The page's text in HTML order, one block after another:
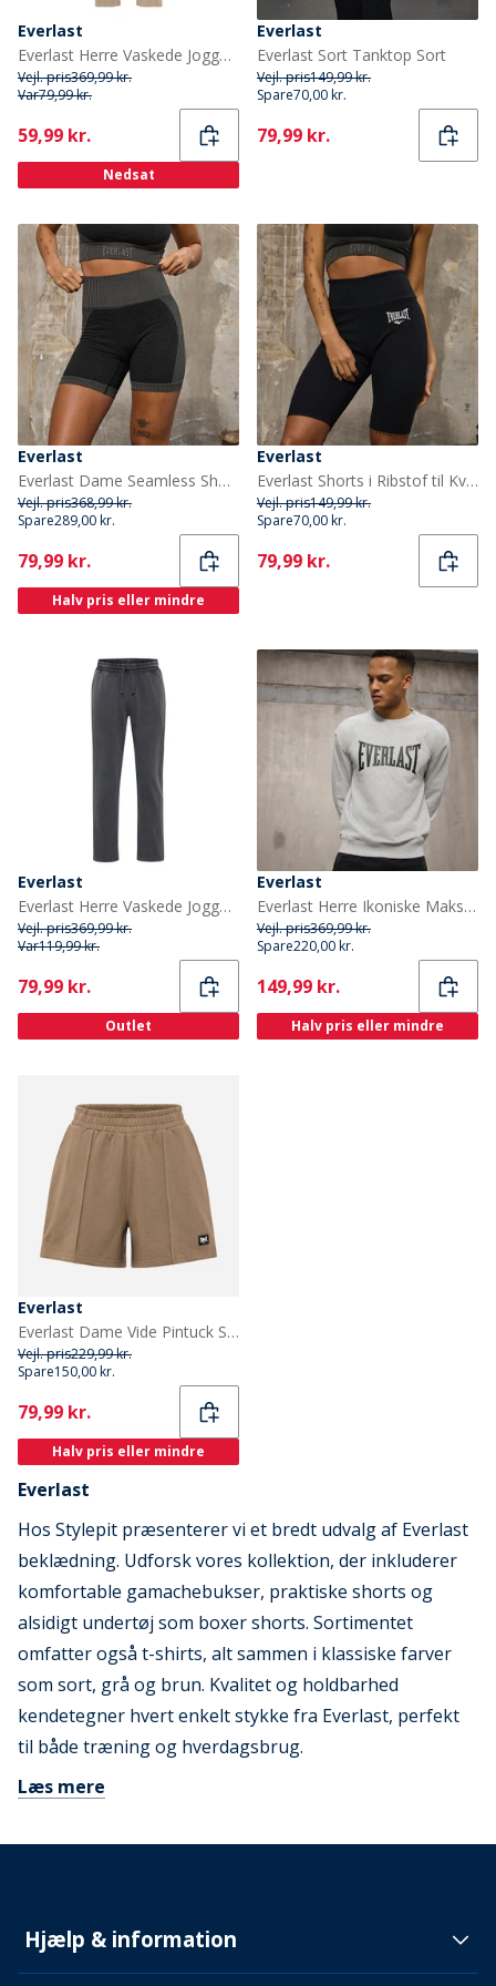
Everlast
Everlast Herre Vaskede Joggers Fossil
Vejl. pris369,99 kr.
Var79,99 kr.
Current
59,99 kr.
Nedsat
Everlast
Everlast Sort Tanktop Sort
Vejl. pris149,99 kr.
Spare70,00 kr.
Current
79,99 kr.
Everlast
Everlast Dame Seamless Shorts Sort
Vejl. pris368,99 kr.
Spare289,00 kr.
Current
79,99 kr.
Halv pris eller mindre
Everlast
Everlast Shorts i Ribstof til Kvinder Sort
Vejl. pris149,99 kr.
Spare70,00 kr.
Current
79,99 kr.
Everlast
Everlast Herre Vaskede Joggers Black Beauty
Vejl. pris369,99 kr.
Var119,99 kr.
Current
79,99 kr.
Outlet
Everlast
Everlast Herre Ikoniske Maksimeret Sweatshirt Lysegrå Mel
Vejl. pris369,99 kr.
Spare220,00 kr.
Current
149,99 kr.
Halv pris eller mindre
Everlast
Everlast Dame Vide Pintuck Sweat Shorts Fossil
Vejl. pris229,99 kr.
Spare150,00 kr.
Current
79,99 kr.
Halv pris eller mindre
Everlast
Hos Stylepit præsenterer vi et bredt udvalg af Everlast
beklædning. Udforsk vores kollektion, der inkluderer
komfortable gamachebukser, praktiske shorts og
alsidigt undertøj som boxer shorts. Sortimentet
omfatter også t-shirts, alt sammen i klassiske farver
som sort, grå og brun. Kvalitet og holdbarhed
kendetegner hvert enkelt stykke fra Everlast, perfekt
til både træning og hverdagsbrug.
Læs mere
Hjælp & information